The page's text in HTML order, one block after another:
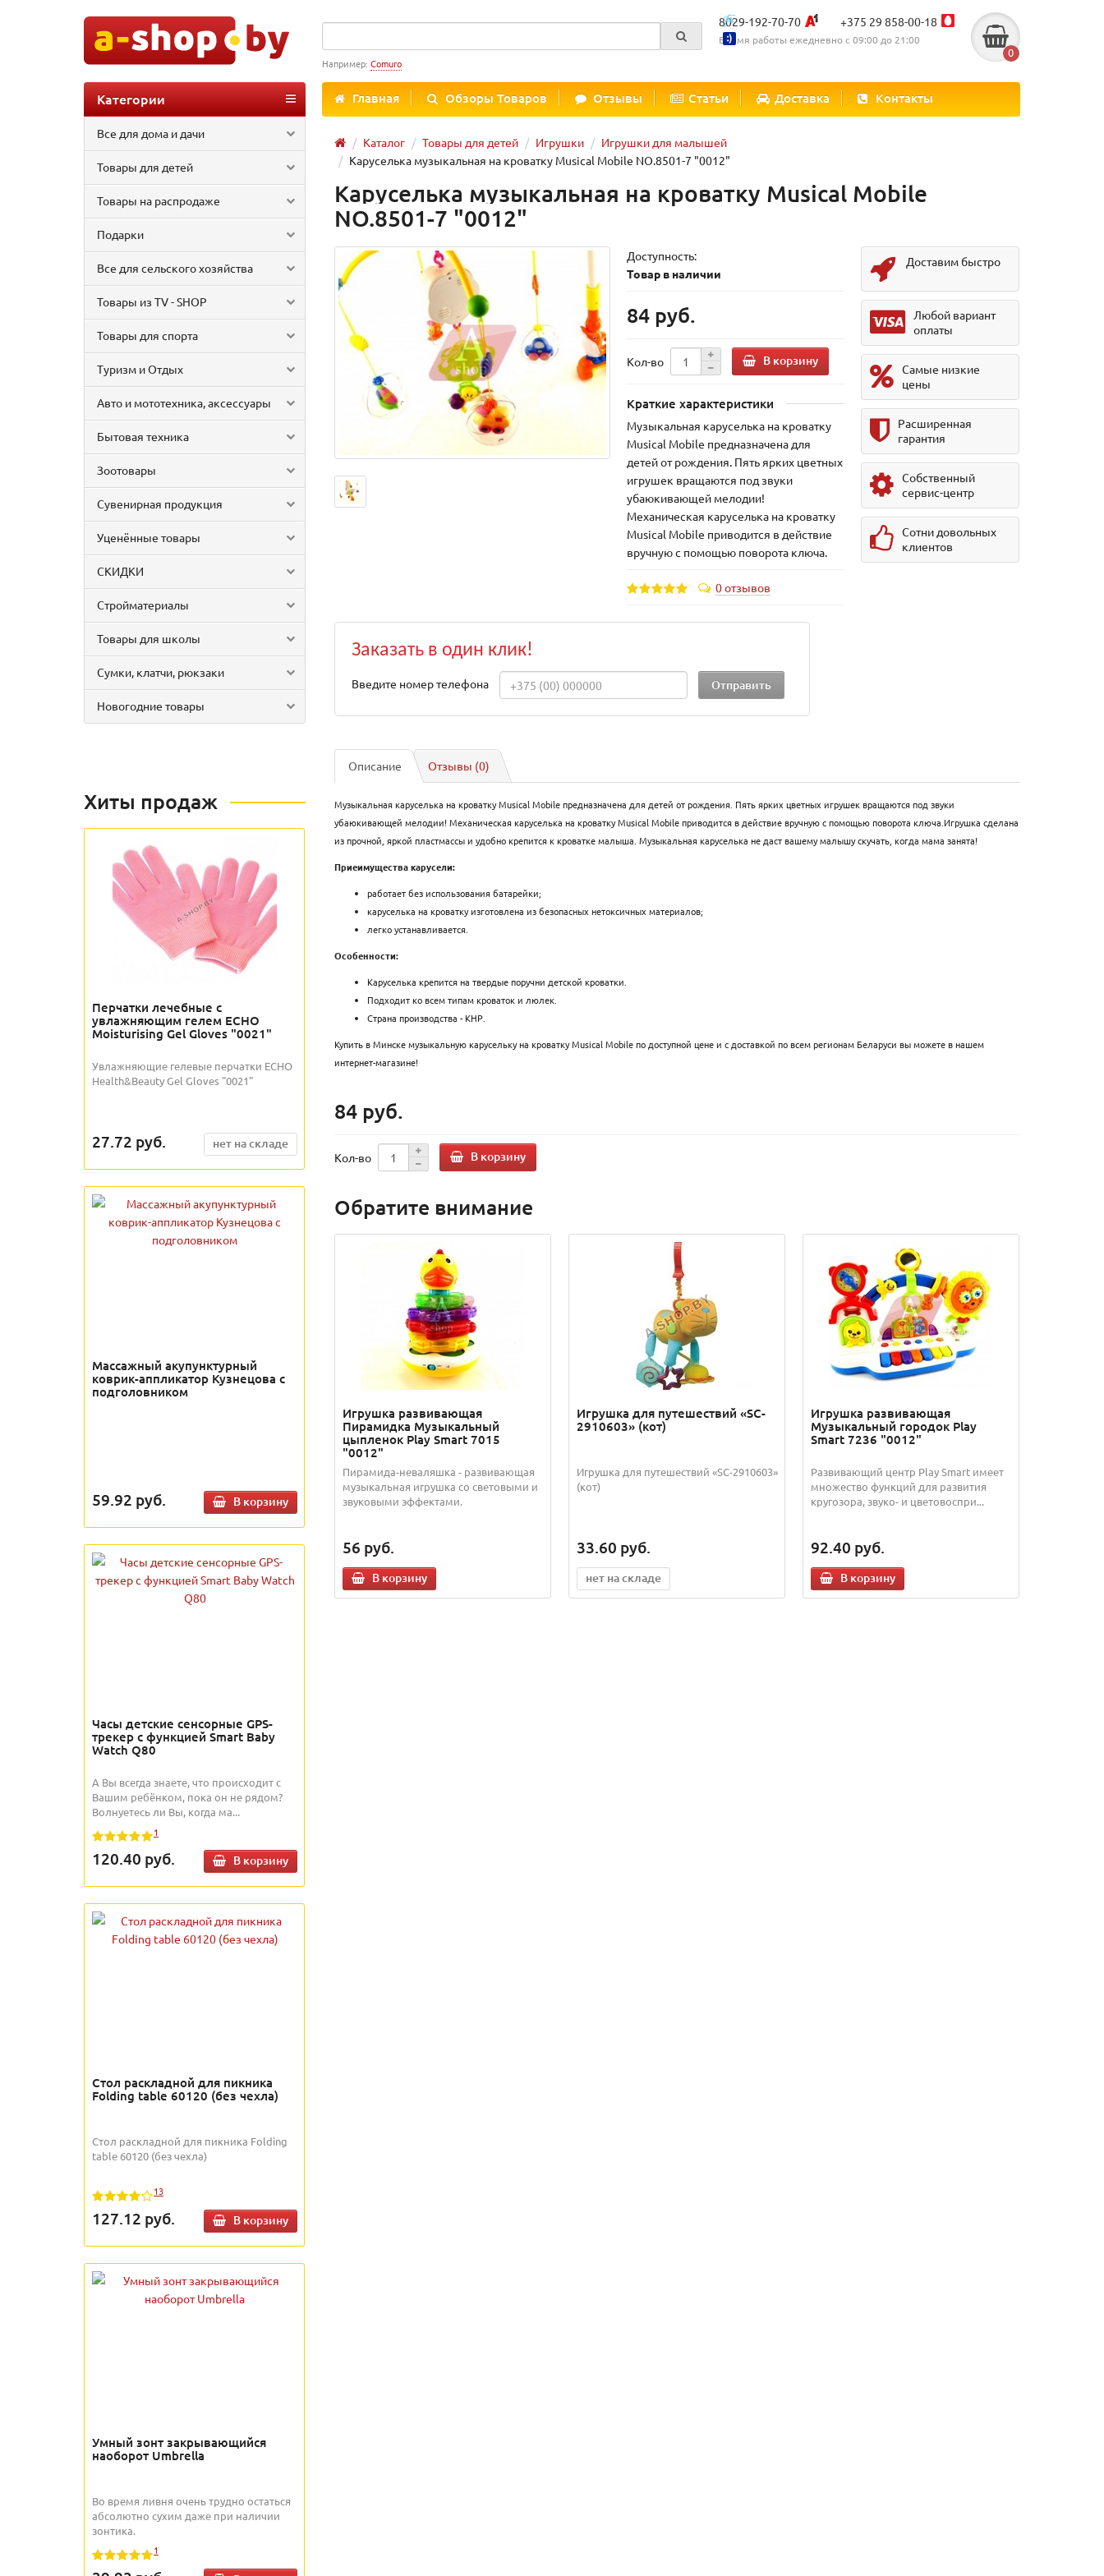
8029-192-70-70 +375 29 858-00-18
Время работы ежедневно с 09:00 до 21:00
0
Например: Comuro
Главная Обзоры Товаров Отзывы Статьи Доставка Контакты
Категории
Все для дома и дачи
Товары для детей
Товары на распродаже
Подарки
Все для сельского хозяйства
Товары из TV - SHOP
Товары для спорта
Туризм и Отдых
Авто и мототехника, аксессуары
Бытовая техника
Зоотовары
Сувенирная продукция
Уценённые товары
СКИДКИ
Стройматериалы
Товары для школы
Сумки, клатчи, рюкзаки
Новогодние товары
Каталог Товары для детей Игрушки
Игрушки для малышей
Каруселька музыкальная на кроватку Musical Mobile NO.8501-7 "0012"
Хиты продаж
Перчатки лечебные с
увлажняющим гелем ECHO
Moisturising Gel Gloves "0021"
Увлажняющие гелевые перчатки ECHO
Health&Beauty Gel Gloves "0021"
27.72 руб. нет на складе
Массажный акупунктурный
коврик-аппликатор Кузнецова с
подголовником
59.92 руб. В корзину
Часы детские сенсорные GPS-
трекер с функцией Smart Baby
Watch Q80
А Вы всегда знаете, что происходит с
Вашим ребёнком, пока он не рядом?
Волнуетесь ли Вы, когда ма...
1
120.40 руб. В корзину
Стол раскладной для пикника
Folding table 60120 (без чехла)
Стол раскладной для пикника Folding
table 60120 (без чехла)
13
127.12 руб. В корзину
Умный зонт закрывающийся
наоборот Umbrella
Во время ливня очень трудно остаться
абсолютно сухим даже при наличии
зонтика.
1
Каруселька музыкальная на кроватку Musical Mobile
NO.8501-7 "0012"
Доступность:
Товар в наличии
84 руб.
Кол-во В корзину
Краткие характеристики
Музыкальная каруселька на кроватку
Musical Mobile предназначена для
детей от рождения. Пять ярких цветных
игрушек вращаются под звуки
убаюкивающей мелодии!
Механическая каруселька на кроватку
Musical Mobile приводится в действие
вручную с помощью поворота ключа.
0 отзывов
Доставим быстро
Любой вариант
оплаты
Самые низкие
цены
Расширенная
гарантия
Собственный
сервис-центр
Сотни довольных
клиентов
Заказать в один клик!
Введите номер телефона
Описание Отзывы (0)
Музыкальная каруселька на кроватку Musical Mobile предназначена для детей от рождения. Пять ярких цветных игрушек вращаются под звуки
убаюкивающей мелодии! Механическая каруселька на кроватку Musical Mobile приводится в действие вручную с помощью поворота ключа.Игрушка сделана
из прочной, яркой пластмассы и удобно крепится к кроватке малыша. Музыкальная каруселька не даст вашему малышу скучать, когда мама занята!
Приеимущества карусели:
работает без использования батарейки;
каруселька на кроватку изготовлена из безопасных нетоксичных материалов;
легко устанавливается.
Особенности:
Каруселька крепится на твердые поручни детской кроватки.
Подходит ко всем типам кроваток и люлек.
Страна производства - КНР.
Купить в Минске музыкальную карусельку на кроватку Musical Mobile по доступной цене и с доставкой по всем регионам Беларуси вы можете в нашем
интернет-магазине!
84 руб.
Кол-во В корзину
Обратите внимание
Игрушка развивающая
Пирамидка Музыкальный
цыпленок Play Smart 7015
"0012"
Пирамида-неваляшка - развивающая
музыкальная игрушка со световыми и
звуковыми эффектами.
56 руб.
В корзину
Игрушка для путешествий «SC-
2910603» (кот)
Игрушка для путешествий «SC-2910603»
(кот)
33.60 руб.
нет на складе
Игрушка развивающая
Музыкальный городок Play
Smart 7236 "0012"
Развивающий центр Play Smart имеет
множество функций для развития
кругозора, звуко- и цветовоспри...
92.40 руб.
В корзину